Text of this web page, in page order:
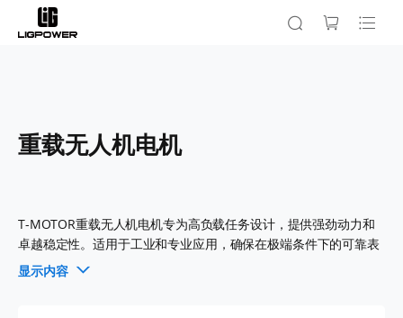
重载无人机电机
T-MOTOR重载无人机电机专为高负载任务设计，提供强劲动力和
卓越稳定性。适用于工业和专业应用，确保在极端条件下的可靠表
现。
显示内容